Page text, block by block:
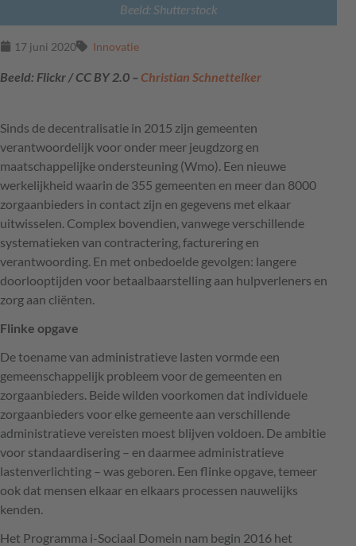
Beeld: Shutterstock
17 juni 2020 Innovatie
Beeld: Flickr / CC BY 2.0 – Christian Schnettelker
Sinds de decentralisatie in 2015 zijn gemeenten
verantwoordelijk voor onder meer jeugdzorg en
maatschappelijke ondersteuning (Wmo). Een nieuwe
werkelijkheid waarin de 355 gemeenten en meer dan 8000
zorgaanbieders in contact zijn en gegevens met elkaar
uitwisselen. Complex bovendien, vanwege verschillende
systematieken van contractering, facturering en
verantwoording. En met onbedoelde gevolgen: langere
doorlooptijden voor betaalbaarstelling aan hulpverleners en
zorg aan cliënten.
Flinke opgave
De toename van administratieve lasten vormde een
gemeenschappelijk probleem voor de gemeenten en
zorgaanbieders. Beide wilden voorkomen dat individuele
zorgaanbieders voor elke gemeente aan verschillende
administratieve vereisten moest blijven voldoen. De ambitie
voor standaardisering – en daarmee administratieve
lastenverlichting – was geboren. Een flinke opgave, temeer
ook dat mensen elkaar en elkaars processen nauwelijks
kenden.
Het Programma i-Sociaal Domein nam begin 2016 het